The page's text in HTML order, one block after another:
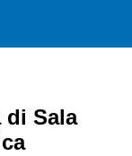
di Sala